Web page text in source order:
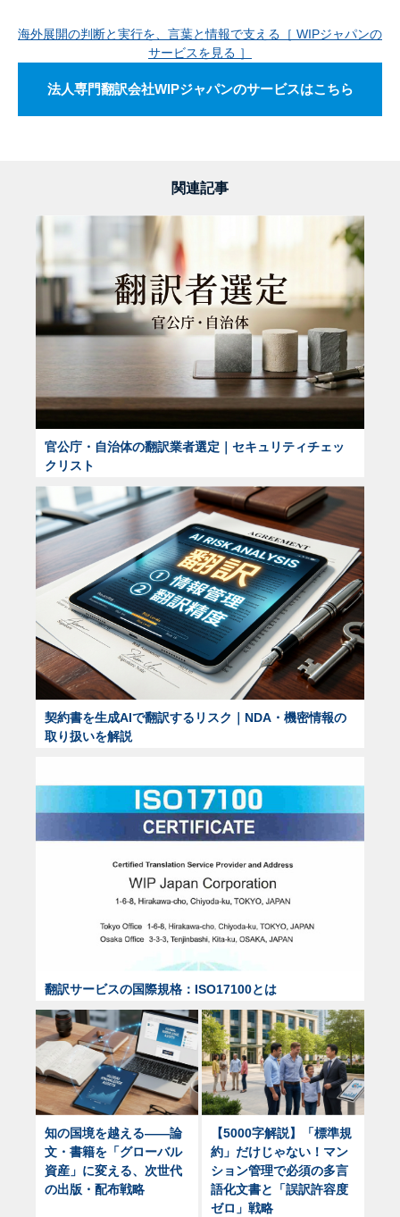
海外展開の判断と実行を、言葉と情報で支える［ WIPジャパンの
サービスを見る ］
法人専門翻訳会社WIPジャパンのサービスはこちら
関連記事
官公庁・自治体の翻訳業者選定｜セキュリティチェッ
クリスト
契約書を生成AIで翻訳するリスク｜NDA・機密情報の
取り扱いを解説
翻訳サービスの国際規格：ISO17100とは
知の国境を越える——論
文・書籍を「グローバル
資産」に変える、次世代
の出版・配布戦略
【5000字解説】「標準規
約」だけじゃない！マン
ション管理で必須の多言
語化文書と「誤訳許容度
ゼロ」戦略